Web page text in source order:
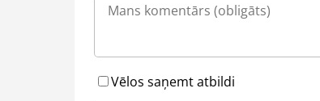
Vēlos saņemt atbildi